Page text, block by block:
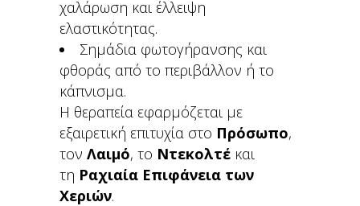
χαλάρωση και έλλειψη
ελαστικότητας.
Σημάδια φωτογήρανσης και
φθοράς από το περιβάλλον ή το
κάπνισμα.
Η θεραπεία εφαρμόζεται με
εξαιρετική επιτυχία στο Πρόσωπο,
τον Λαιμό, το Ντεκολτέ και
τη Ραχιαία Επιφάνεια των
Χεριών.